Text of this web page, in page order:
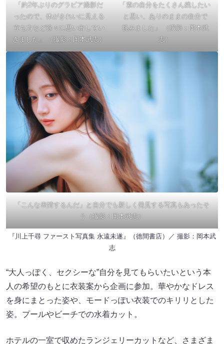
「約2年ぶりのグラビア撮影だ
ったので、体がきれいに見える
立ち方など徐々に思い出してい
きました」 （撮影：岡本武志）
「素の自分をたくさん残したい
と思い、ありのままの自分で
挑みました」 （撮影：岡本武
志）
「こんな表情するんだ」と自分でも新しく発見する写真もあったそ
う（撮影：岡本武志）
『川上千尋 ファースト写真集 永遠未遂』（徳間書店）／ 撮影：岡本武
志
“大人っぽく、セクシーな”自分を見てもらいたいという本
人の希望のもとに衣装案から企画に参加。華やかなドレス
を身にまとった姿や、モードっぽい衣装でのキリリとした
姿。プールやビーチでの水着カット。
ホテルの一室で収めたランジェリーカットなど、さまざま